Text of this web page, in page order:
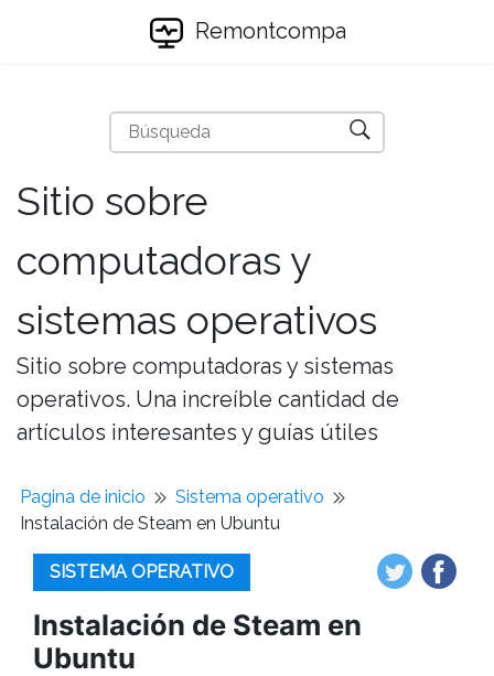
Remontcompa
Sitio sobre
computadoras y
sistemas operativos
Sitio sobre computadoras y sistemas
operativos. Una increíble cantidad de
artículos interesantes y guías útiles
Pagina de inicio
Sistema operativo
Instalación de Steam en Ubuntu
SISTEMA OPERATIVO
Instalación de Steam en
Ubuntu